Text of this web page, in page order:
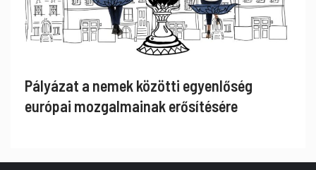
Pályázat a nemek közötti egyenlőség
európai mozgalmainak erősítésére